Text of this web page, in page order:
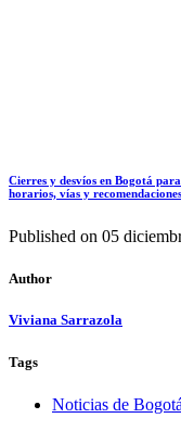
Cierres y desvíos en Bogotá
horarios, vías y recomendaciones
Published on 05
Author
Viviana Sarrazola
Tags
Noticias de